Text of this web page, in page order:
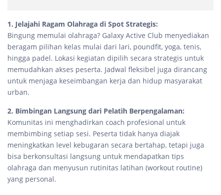
1. Jelajahi Ragam Olahraga di Spot Strategis:
Bingung memulai olahraga? Galaxy Active Club menyediakan
beragam pilihan kelas mulai dari lari, poundfit, yoga, tenis,
hingga padel. Lokasi kegiatan dipilih secara strategis untuk
memudahkan akses peserta. Jadwal fleksibel juga dirancang
untuk menjaga keseimbangan kerja dan hidup masyarakat
urban.
2. Bimbingan Langsung dari Pelatih Berpengalaman:
Komunitas ini menghadirkan coach profesional untuk
membimbing setiap sesi. Peserta tidak hanya diajak
meningkatkan level kebugaran secara bertahap, tetapi juga
bisa berkonsultasi langsung untuk mendapatkan tips
olahraga dan menyusun rutinitas latihan (workout routine)
yang personal.